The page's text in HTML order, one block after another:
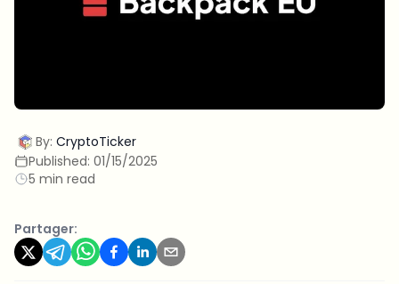
By: CryptoTicker
Published: 01/15/2025
5 min read
Partager: